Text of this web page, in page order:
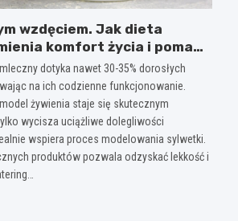
wzdęciem. Jak dieta
komfort życia i pomaga
dotyka nawet 30-35% dorosłych
na ich codzienne funkcjonowanie.
żywienia staje się skutecznym
wycisza uciążliwe dolegliwości
wspiera proces modelowania sylwetki.
produktów pozwala odzyskać lekkość i